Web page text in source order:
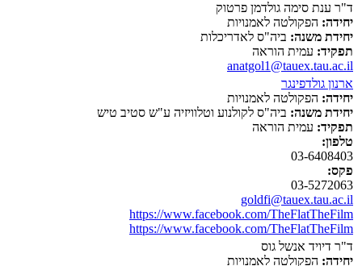
ד"ר ענת סימה גולדמן פרטוק
יחידה: הפקולטה לאמנויות
יחידת משנה: ביה"ס לאדריכלות
תפקיד: עמית הוראה
anatgol1@tauex.tau.ac.il
ארנון גולדפינגר
יחידה: הפקולטה לאמנויות
יחידת משנה: ביה"ס לקולנוע וטלוויזיה ע"ש סטיב טיש
תפקיד: עמית הוראה
טלפון:
03-6408403
פקס:
03-5272063
goldfi@tauex.tau.ac.il
https://www.facebook.com/TheFlatTheFilm
https://www.facebook.com/TheFlatTheFilm
ד"ר דיויד אנשל גוס
יחידה: הפקולטה לאמנויות